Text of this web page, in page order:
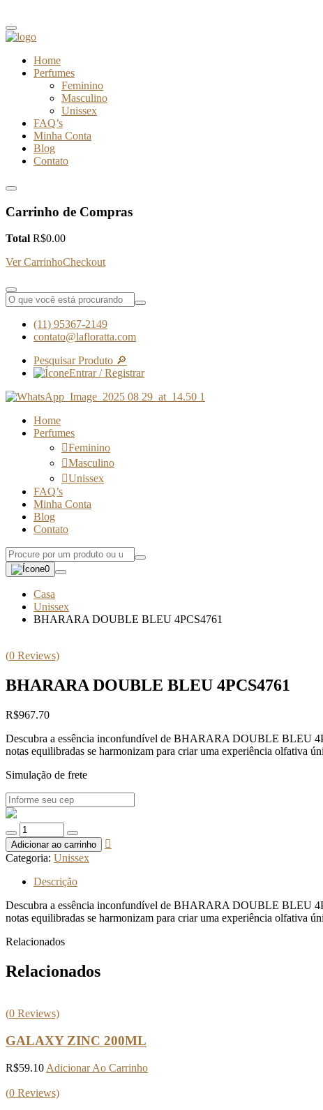
Home
Perfumes
Feminino
Masculino
Unissex
FAQ’s
Minha Conta
Blog
Contato
Carrinho de Compras
Total R$0.00
Ver CarrinhoCheckout
(11) 95367-2149
contato@lafloratta.com
Pesquisar Produto 🔎
Entrar / Registrar
Home
Perfumes
Feminino
Masculino
Unissex
FAQ’s
Minha Conta
Blog
Contato
0
Casa
Unissex
BHARARA DOUBLE BLEU 4PCS4761
(0 Reviews)
BHARARA DOUBLE BLEU 4PCS4761
R$967.70
Descubra a essência inconfundível de BHARARA DOUBLE BLEU
notas equilibradas se harmonizam para criar uma experiência olfativa
Simulação de frete
Quantidade
de
BHARARA
DOUBLE
BLEU
4PCS4761
Adicionar ao carrinho
Categoria: Unissex
Descrição
Descubra a essência inconfundível de BHARARA DOUBLE BLEU
notas equilibradas se harmonizam para criar uma experiência olfativa
Relacionados
Relacionados
(0 Reviews)
GALAXY ZINC 200ML
R$59.10 Adicionar Ao Carrinho
(0 Reviews)